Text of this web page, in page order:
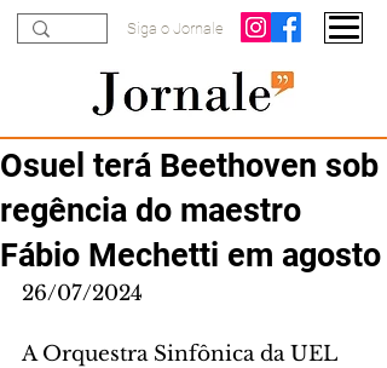
Siga o Jornale
Osuel terá Beethoven sob
regência do maestro
Fábio Mechetti em agosto
26/07/2024
A Orquestra Sinfônica da UEL